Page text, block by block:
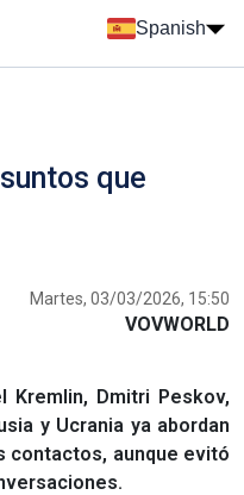
Spanish
que
Martes, 03/03/2026, 15:50
VOVWORLD
Kremlin, Dmitri Peskov,
y Ucrania ya abordan
contactos, aunque evitó